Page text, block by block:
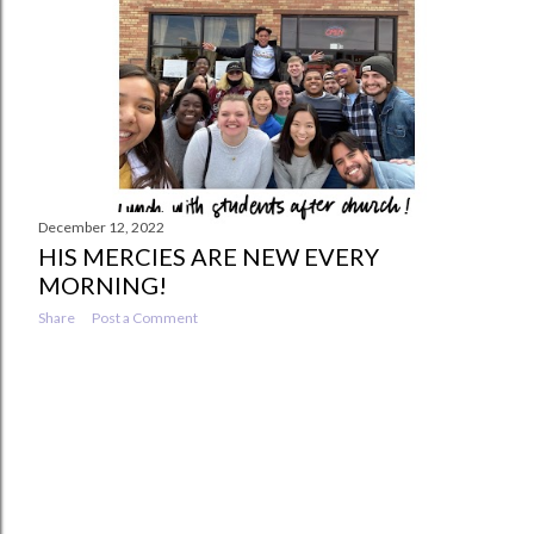
December 12, 2022
HIS MERCIES ARE NEW EVERY
MORNING!
Share Post a Comment